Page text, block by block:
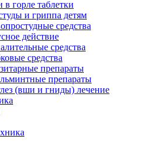
в горле таблетки
и гриппа детям
средства
действие
средства
средства
препараты
препараты
(вши и гниды) лечение